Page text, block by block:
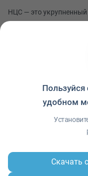
НЦС ― это
строительства
Планирования и
и надзора за ходом
Опубликовано 23
Политика конфиденциальности
© ООО
Пользуйся
удобном
Скачать